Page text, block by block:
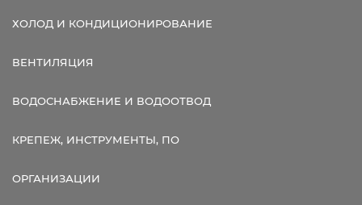
ХОЛОД И КОНДИЦИОНИРОВАНИЕ
ВЕНТИЛЯЦИЯ
ВОДОСНАБЖЕНИЕ И ВОДООТВОД
КРЕПЕЖ, ИНСТРУМЕНТЫ, ПО
ОРГАНИЗАЦИИ